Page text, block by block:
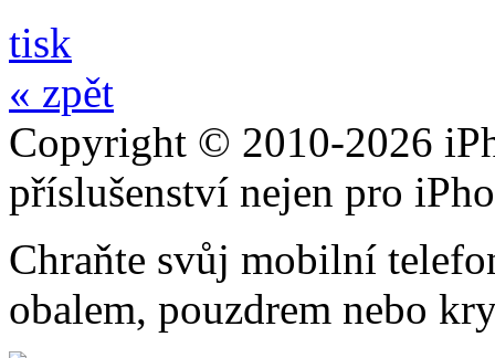
tisk
« zpět
Copyright © 2010-2026
příslušenství nejen pro
Chraňte svůj mobilní
obalem, pouzdrem nebo